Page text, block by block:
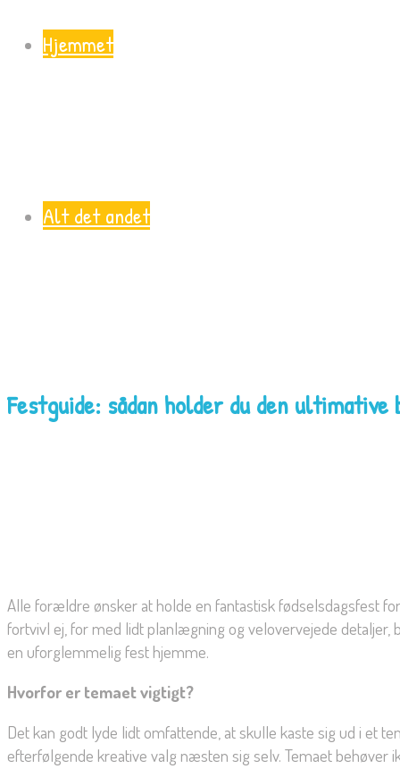
Hjemmet
Alt det andet
Festguide: sådan holder du den ultimative
Alle forældre ønsker at holde en fantastisk fødselsdagsfest
fortvivl ej, for med lidt planlægning og velovervejede
en uforglemmelig fest hjemme.
Hvorfor er temaet vigtigt?
Det kan godt lyde lidt omfattende, at skulle kaste sig ud i et
efterfølgende kreative valg næsten sig selv. Temaet behøver